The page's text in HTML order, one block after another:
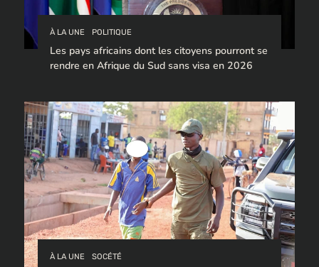
À LA UNE POLITIQUE
Les pays africains dont les citoyens pourront se
rendre en Afrique du Sud sans visa en 2026
À LA UNE SOCÉTÉ